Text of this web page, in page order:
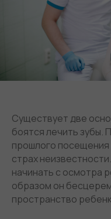
Существует две
боятся лечить зубы.
прошлого
страх
начинать с осмотра
образом он
пространство